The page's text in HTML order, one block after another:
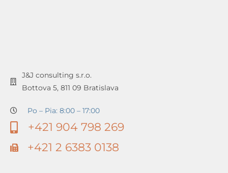
J&J consulting s.r.o.
Bottova 5, 811 09 Bratislava
Po – Pia: 8:00 – 17:00
+421 904 798 269
+421 2 6383 0138